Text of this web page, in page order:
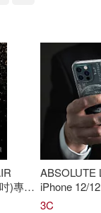
名師作者群(80)
社(597)
(567)
社(564)
)專用
菌
ABSOLUTE
iPhone 12/
電子蝕刻技
3C